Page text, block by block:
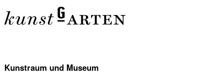
Kunstraum und Museum